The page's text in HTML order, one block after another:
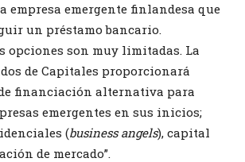
empresa emergente finlandesa que
un préstamo bancario.
opciones son muy limitadas. La
de Capitales proporcionará
financiación alternativa para
emergentes en sus inicios;
(business angels), capital
de mercado”.